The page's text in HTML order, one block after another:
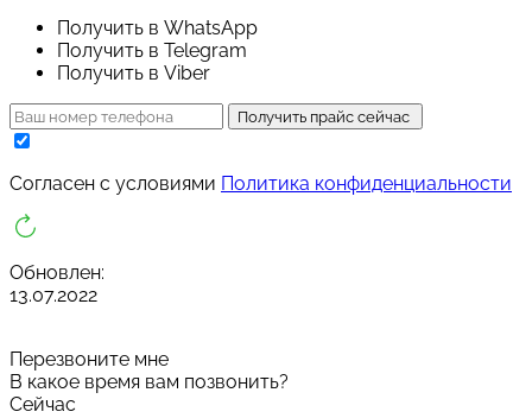
Получить в WhatsApp
Получить в Telegram
Получить в Viber
Получить прайс сейчас
Cогласен с условиями Политика конфиденциальности
Обновлен:
13.07.2022
Перезвоните мне
В какое время вам позвонить?
Сейчас